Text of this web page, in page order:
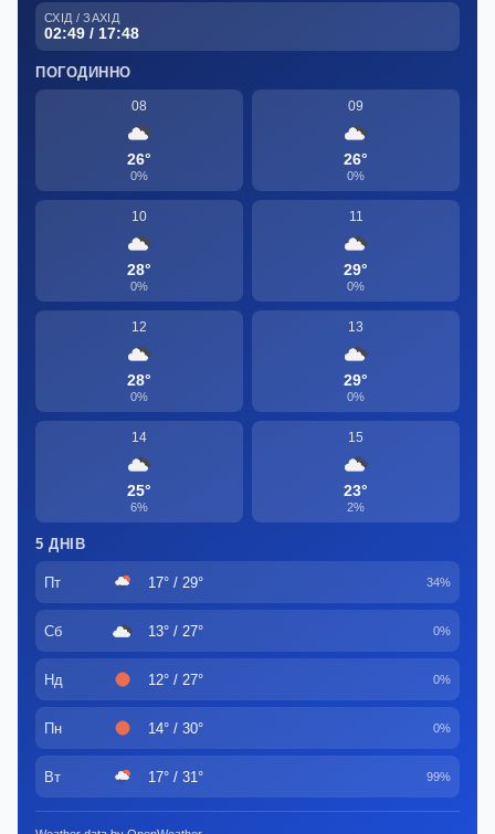
СХІД / ЗАХІД
02:49 / 17:48
ПОГОДИННО
08
26°
0%
09
26°
0%
10
28°
0%
11
29°
0%
12
28°
0%
13
29°
0%
14
25°
6%
15
23°
2%
5 ДНІВ
Пт 17° / 29° 34%
Сб 13° / 27° 0%
Нд 12° / 27° 0%
Пн 14° / 30° 0%
Вт 17° / 31° 99%